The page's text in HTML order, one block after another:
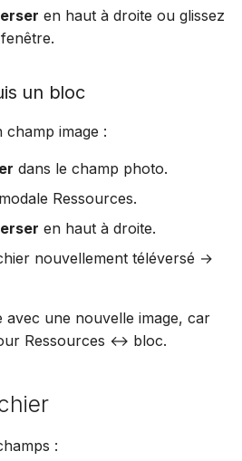
en haut à droite ou glissez
un bloc
image :
dans le champ photo.
Ressources.
en haut à droite.
nouvellement téléversé →
avec une nouvelle image, car
Ressources ↔ bloc.
: